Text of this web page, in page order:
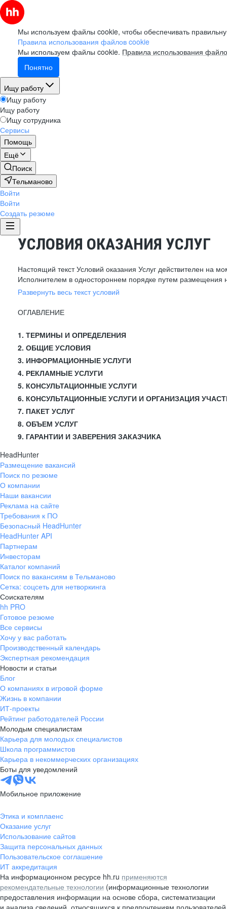
Мы используем файлы cookie, чтобы обеспечивать
Правила использования файлов cookie
Мы используем файлы cookie. Правила использования
Понятно
Ищу работу
Ищу работу
Ищу работу
Ищу сотрудника
Сервисы
Помощь
Ещё
Поиск
Тельманово
Войти
Войти
Создать резюме
УСЛОВИЯ ОКАЗАНИЯ УСЛУГ
Настоящий текст Условий оказания Услуг действителен на
Исполнителем в одностороннем порядке путем размещения
Развернуть весь текст условий
ОГЛАВЛЕНИЕ
1. ТЕРМИНЫ И ОПРЕДЕЛЕНИЯ
2. ОБЩИЕ УСЛОВИЯ
3. ИНФОРМАЦИОННЫЕ УСЛУГИ
4. РЕКЛАМНЫЕ УСЛУГИ
5. КОНСУЛЬТАЦИОННЫЕ УСЛУГИ
6. КОНСУЛЬТАЦИОННЫЕ УСЛУГИ И ОРГАНИЗАЦИЯ
7. ПАКЕТ УСЛУГ
8. ОБЪЕМ УСЛУГ
9. ГАРАНТИИ И ЗАВЕРЕНИЯ ЗАКАЗЧИКА
HeadHunter
Размещение вакансий
Поиск по резюме
О компании
Наши вакансии
Реклама на сайте
Требования к ПО
Безопасный HeadHunter
HeadHunter API
Партнерам
Инвесторам
Каталог компаний
Поиск по вакансиям в Тельманово
Сетка: соцсеть для нетворкинга
Соискателям
hh PRO
Готовое резюме
Все сервисы
Хочу у вас работать
Производственный календарь
Экспертная рекомендация
Новости и статьи
Блог
О компаниях в игровой форме
Жизнь в компании
ИТ-проекты
Рейтинг работодателей России
Молодым специалистам
Карьера для молодых специалистов
Школа программистов
Карьера в некоммерческих организациях
Боты для уведомлений
Мобильное приложение
Этика и комплаенс
Оказание услуг
Использование сайтов
Защита персональных данных
Пользовательское соглашение
ИТ аккредитация
На информационном ресурсе hh.ru применяются
рекомендательные технологии (информационные технологии
предоставления информации на основе сбора, систематизации
и анализа сведений, относящихся к предпочтениям пользователей